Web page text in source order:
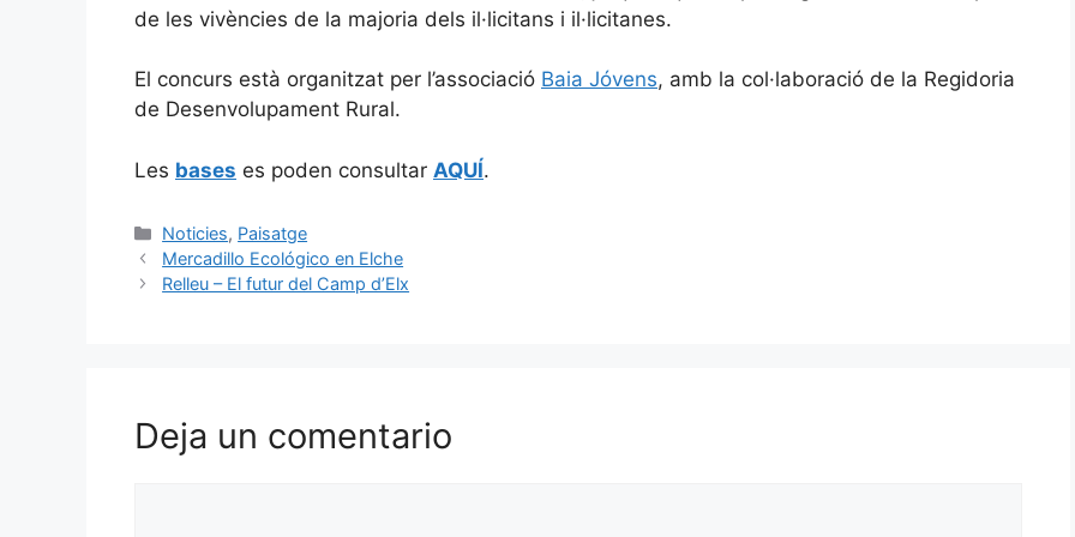
de les vivències de la majoria dels il·licitans i il·licitanes.
El concurs està organitzat per l’associació Baia Jóvens, amb la col·laboració de la Regidoria
de Desenvolupament Rural.
Les bases es poden consultar AQUÍ.
Categorías
Noticies, Paisatge
Mercadillo Ecológico en Elche
Relleu – El futur del Camp d’Elx
Deja un comentario